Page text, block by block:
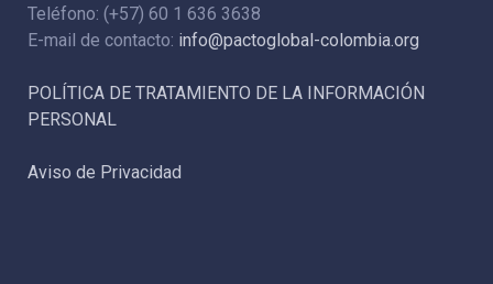
Teléfono: (+57) 60 1 636 3638
E-mail de contacto: info@pactoglobal-colombia.org
POLÍTICA DE TRATAMIENTO DE LA INFORMACIÓN
PERSONAL
Aviso de Privacidad